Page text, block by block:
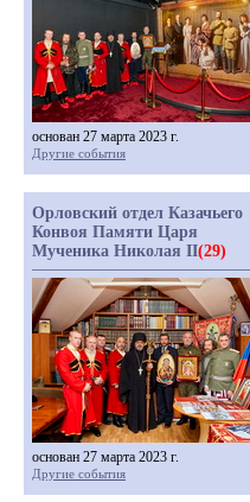
основан 27 марта 2023 г.
Другие события
Орловский отдел Казачьего
Конвоя Памяти Царя
Мученика Николая II(29)
основан 27 марта 2023 г.
Другие события